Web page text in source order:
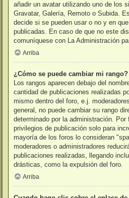
añadir un avatar utilizando uno de los
Gravatar, Galería, Remoto o Subida.
decide si se pueden usar o no y en
publicadas. En caso de que no este
comuníquese con La Administración
Arriba
¿Cómo se puede cambiar mi rango?
Los rangos aparecen debajo del
cantidad de publicaciones realizadas
mismo dentro del foro, e.j.
general, no puede cambiar su rango
determinado por la administración. Por
privilegios de publicación solo para
mayoría de los foros lo consideran
moderadores o administradores
publicaciones realizadas, llegando
drásticas, como la expulsión del foro.
Arriba